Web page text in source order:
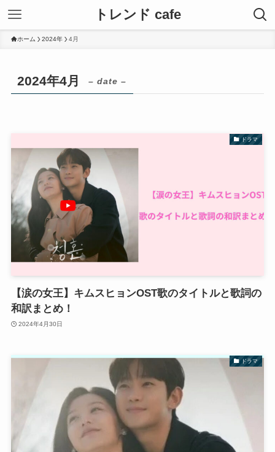
トレンド cafe
ホーム 2024年 4月
2024年4月 – date –
ドラマ
【涙の女王】キムスヒョンOST歌のタイトルと歌詞の
和訳まとめ！
2024年4月30日
ドラマ